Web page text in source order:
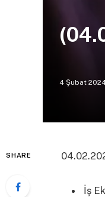
4 Şubat
SHARE
İş